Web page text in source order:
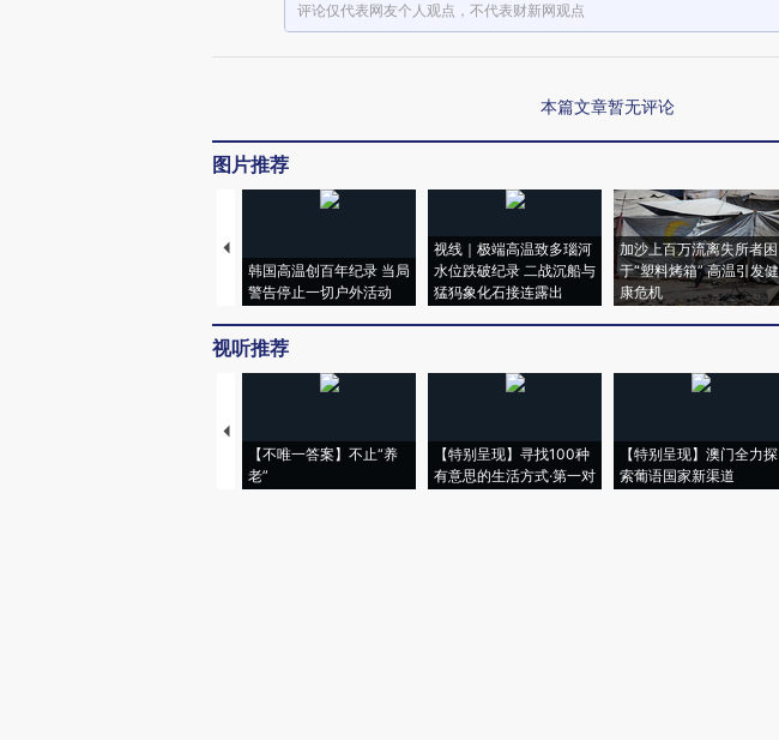
评论仅代表网友个人观点，不代表财新网观点
本篇文章暂无评论
图片推荐
韩国高温创百年纪录 当局
警告停止一切户外活动
视线｜极端高温致多瑙河
水位跌破纪录 二战沉船与
猛犸象化石接连露出
加沙上百万流离失所者困
于“塑料烤箱” 高温引发健
康危机
视听推荐
【不唯一答案】不止“养
老”
【特别呈现】寻找100种
有意思的生活方式·第一对
【特别呈现】澳门全力探
索葡语国家新渠道